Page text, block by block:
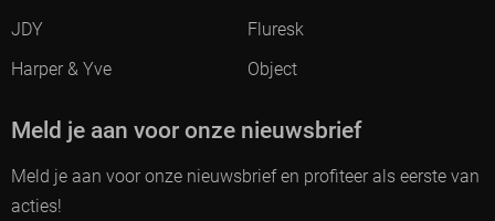
JDY
Fluresk
Harper & Yve
Object
Meld je aan voor onze nieuwsbrief
Meld je aan voor onze nieuwsbrief en profiteer als eerste van
acties!